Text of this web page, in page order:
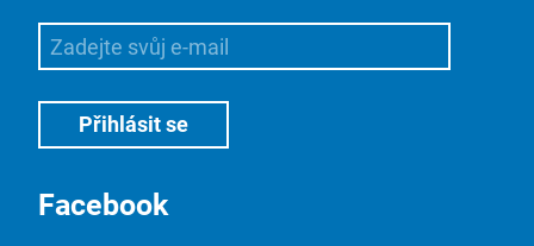
Facebook